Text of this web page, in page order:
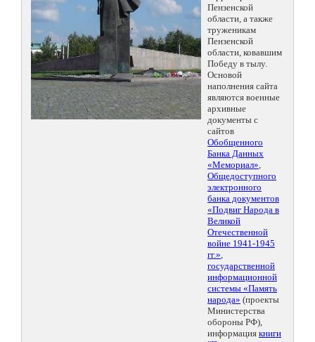
Пензенской
области, а также
труженикам
Пензенской
области, ковавшим
Победу в тылу.
Основой
наполнения сайта
являются военные
архивные
документы с
сайтов
Обобщенного
Банка Данных
«Мемориал»,
Общедоступного
электронного
банка документов
«Подвиг Народа в
Великой
Отечественной
войне 1941-1945
гг.»,
государственной
информационной
системы «Память
народа» (проекты
Министерства
обороны РФ),
информация книги